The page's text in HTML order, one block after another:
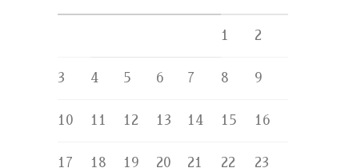
1 2
3 4 5 6 7 8 9
10 11 12 13 14 15 16
17 18 19 20 21 22 23